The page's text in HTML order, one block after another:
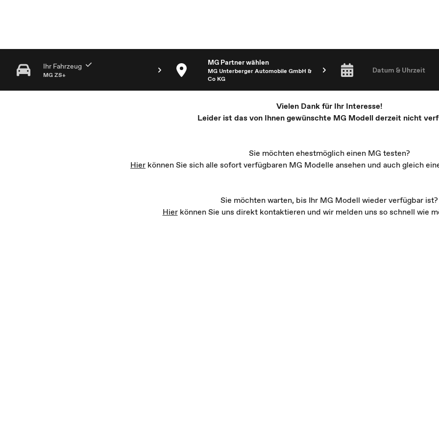
Ihr Fahrzeug
MG ZS+
MG Partner wählen
MG Unterberger Automobile GmbH &
Co KG
Datum & Uhrzeit
Vielen Dank für Ihr Interesse!
Leider ist das von Ihnen gewünschte MG Modell derzeit nicht
Sie möchten ehestmöglich einen MG testen?
Hier können Sie sich alle sofort verfügbaren MG Modelle ansehen und auch gleich
Sie möchten warten, bis Ihr MG Modell wieder verfügbar ist?
Hier können Sie uns direkt kontaktieren und wir melden uns so schnell wie